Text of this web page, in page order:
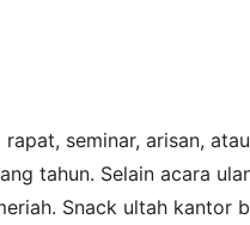
seminar, arisan,
tahun. Selain acara
Snack ultah kantor